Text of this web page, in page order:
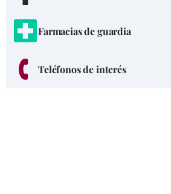
Farmacias de guardia
Teléfonos de interés